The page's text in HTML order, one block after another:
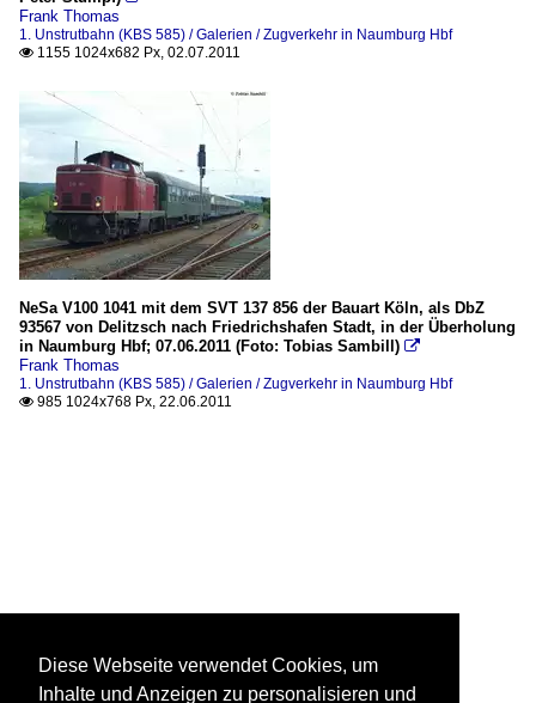
Frank Thomas
1. Unstrutbahn (KBS 585) / Galerien / Zugverkehr in Naumburg Hbf
 1155 1024x682 Px, 02.07.2011
NeSa V100 1041 mit dem SVT 137 856 der Bauart Köln, als DbZ
93567 von Delitzsch nach Friedrichshafen Stadt, in der Überholung
in Naumburg Hbf; 07.06.2011 (Foto: Tobias Sambill) 
Frank Thomas
1. Unstrutbahn (KBS 585) / Galerien / Zugverkehr in Naumburg Hbf
 985 1024x768 Px, 22.06.2011
Diese Webseite verwendet Cookies, um
Inhalte und Anzeigen zu personalisieren und